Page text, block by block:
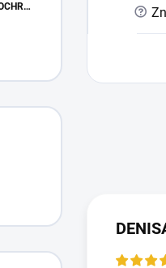
NÁRAMOK Z TURMALÍNU NATURAL - OCHRANNÝ KAMEŇ ?